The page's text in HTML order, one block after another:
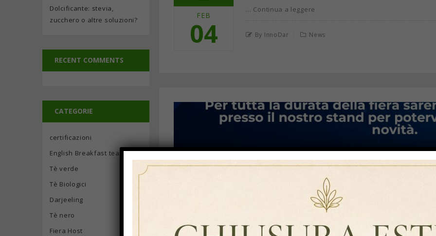
FEB
04
… Continua a leggere
By InnoDar News
Dolcificante: stevia,
zucchero o altre soluzioni?
RECENT COMMENTS
CATEGORIE
certificazioni
English Breakfast tea
Tè verde
Tè Biologici
Darjeeling
Tè nero
Fiera Host